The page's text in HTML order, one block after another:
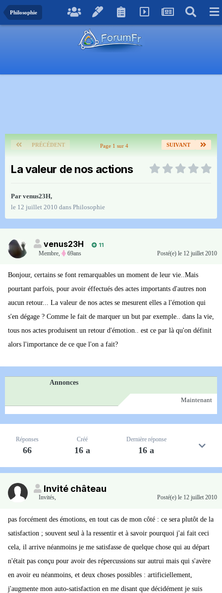
Philosophie
PRÉCÉDENT SUIVANT
Page 1 sur 4
La valeur de nos actions
Par venus23H,
le 12 juillet 2010 dans Philosophie
venus23H
11
Membre, 69ans Posté(e) le 12 juillet 2010
Bonjour, certains se font remarquables un moment de leur vie..Mais
pourtant parfois, pour avoir éffectués des actes importants d'autres non
aucun retour... La valeur de nos actes se mesurent elles a l'émotion qui
s'en dégage ? Comme le fait de marquer un but par exemple.. dans la vie,
tous nos actes produisent un retour d'émotion.. est ce par là qu'on définit
alors l'importance de ce que l'on a fait?
Annonces
Maintenant
Réponses
66
Créé
16 a
Dernière réponse
16 a
Invité château
Invités Posté(e) le 12 juillet 2010
pas forcément des émotions, en tout cas de mon côté : ce sera plutôt de la
satisfaction ; souvent seul à la ressentir et à savoir pourquoi j'ai fait ceci
cela, il arrive néanmoins je me satisfasse de quelque chose qui au départ
n'était pas conçu pour avoir des répercussions sur autrui mais qui s'avère
en avoir eu néanmoins, et deux choses possibles : artificiellement,
j'augmente mon auto-satisfaction en me disant que décidément je suis